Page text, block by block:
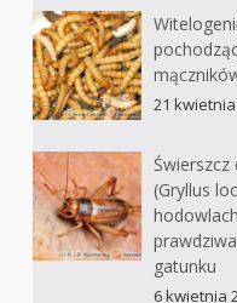
21
Świerszcz
(Gryllus
gatunku
6 kwietnia